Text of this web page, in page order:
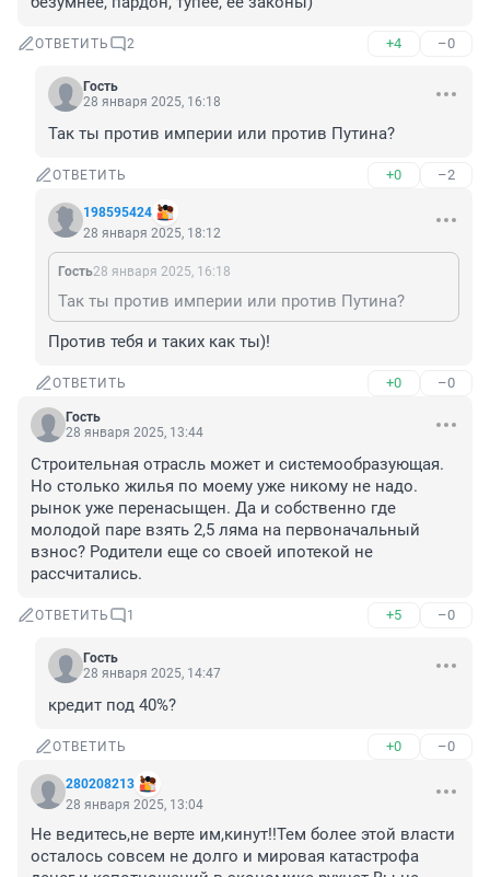
ОТВЕТИТЬ 2 +4 –0
Гость
28 января 2025, 16:18
Так ты против империи или против Путина?
ОТВЕТИТЬ +0 –2
198595424
28 января 2025, 18:12
Гость28 января 2025, 16:18
Так ты против империи или против Путина?
Против тебя и таких как ты)!
ОТВЕТИТЬ +0 –0
Гость
28 января 2025, 13:44
Строительная отрасль может и системообразующая.
Но столько жилья по моему уже никому не надо.
рынок уже перенасыщен. Да и собственно где
молодой паре взять 2,5 ляма на первоначальный
взнос? Родители еще со своей ипотекой не
рассчитались.
ОТВЕТИТЬ 1 +5 –0
Гость
28 января 2025, 14:47
кредит под 40%?
ОТВЕТИТЬ +0 –0
280208213
28 января 2025, 13:04
Не ведитесь,не верте им,кинут!!Тем более этой власти
осталось совсем не долго и мировая катастрофа